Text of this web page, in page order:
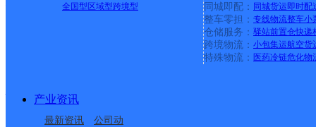
全国型 区域型跨境型 同城即配： 同城货运即时配
整车零担： 专线物流整车小
仓储服务： 驿站前置仓快递
跨境物流： 小包集运航空货
特殊物流： 医药冷链危化物
产业资讯
最新资讯
公司动
竹叶坪邮政所